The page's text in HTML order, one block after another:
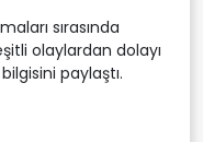
sırasında
olaylardan dolayı
paylaştı.